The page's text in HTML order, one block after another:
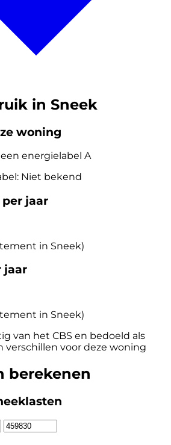
in Sneek
woning
energielabel A
Niet bekend
jaar
in Sneek)
jaar
in Sneek)
van het CBS en bedoeld als
verschillen voor deze woning
berekenen